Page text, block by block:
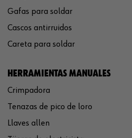
Gafas para soldar
Cascos antirruidos
Careta para soldar
HERRAMIENTAS MANUALES
Crimpadora
Tenazas de pico de loro
Llaves allen